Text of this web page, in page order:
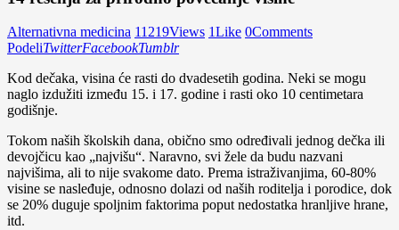
Alternativna medicina 11219Views 1Like 0Comments
PodeliTwitterFacebookTumblr
Kod dečaka, visina će rasti do dvadesetih godina. Neki se mogu
naglo izdužiti između 15. i 17. godine i rasti oko 10 centimetara
godišnje.
Tokom naših školskih dana, obično smo određivali jednog dečka ili
devojčicu kao „najvišu“. Naravno, svi žele da budu nazvani
najvišima, ali to nije svakome dato. Prema istraživanjima, 60-80%
visine se nasleđuje, odnosno dolazi od naših roditelja i porodice, dok
se 20% duguje spoljnim faktorima poput nedostatka hranljive hrane,
itd.